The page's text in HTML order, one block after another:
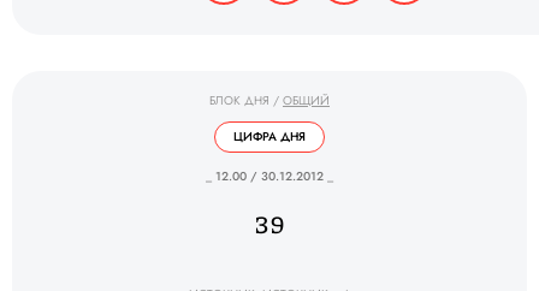
БЛОК ДНЯ / ОБЩИЙ
ЦИФРА ДНЯ
_ 12.00 / 30.12.2012 _
39